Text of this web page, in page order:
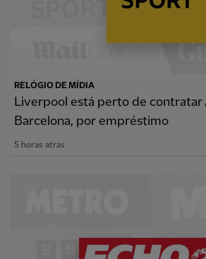
RELÓGIO DE MÍDIA
Liverpool está perto de contratar
Barcelona, por empréstimo
5 horas atrás